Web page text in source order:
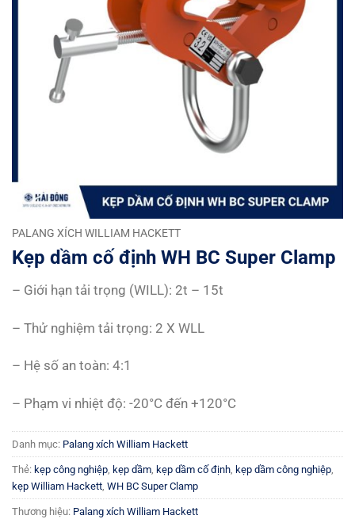
PALANG XÍCH WILLIAM HACKETT
Kẹp dầm cố định WH BC Super Clamp
– Giới hạn tải trọng (WILL): 2t – 15t
– Thử nghiệm tải trọng: 2 X WLL
– Hệ số an toàn: 4:1
– Phạm vi nhiệt độ: -20°C đến +120°C
Danh mục: Palang xích William Hackett
Thẻ: kẹp công nghiệp, kẹp dầm, kẹp dầm cố định, kẹp dầm công nghiệp,
kẹp William Hackett, WH BC Super Clamp
Thương hiệu: Palang xích William Hackett